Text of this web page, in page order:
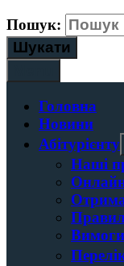
Пошук:
Головна
Новини
Абітурієнту
Наші
Вимоги